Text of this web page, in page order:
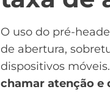
O uso do pré-
de abertura,
dispositivos
chamar atenção e